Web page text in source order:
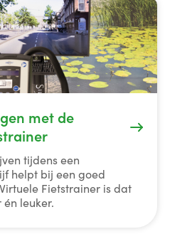
met de
tijdens een
helpt bij een goed
Fietstrainer is dat
leuker.